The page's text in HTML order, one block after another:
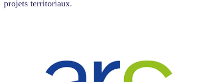
projets territoriaux.